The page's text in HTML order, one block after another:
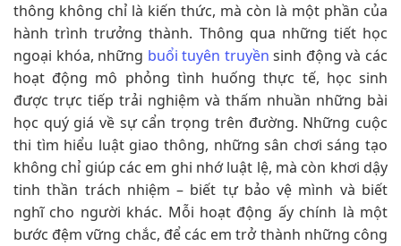
thông không chỉ là kiến thức, mà còn là một phần của
hành trình trưởng thành. Thông qua những tiết học
ngoại khóa, những buổi tuyên truyền sinh động và các
hoạt động mô phỏng tình huống thực tế, học sinh
được trực tiếp trải nghiệm và thấm nhuần những bài
học quý giá về sự cẩn trọng trên đường. Những cuộc
thi tìm hiểu luật giao thông, những sân chơi sáng tạo
không chỉ giúp các em ghi nhớ luật lệ, mà còn khơi dậy
tinh thần trách nhiệm – biết tự bảo vệ mình và biết
nghĩ cho người khác. Mỗi hoạt động ấy chính là một
bước đệm vững chắc, để các em trở thành những công